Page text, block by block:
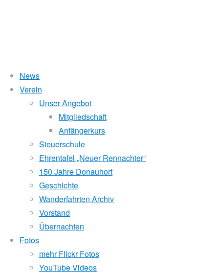
News
Verein
Unser Angebot
Mitgliedschaft
Anfängerkurs
Steuerschule
Ehrentafel „Neuer Rennachter“
150 Jahre Donauhort
Geschichte
Wanderfahrten Archiv
Vorstand
Übernachten
Fotos
mehr Flickr Fotos
YouTube Videos
Sternfahrt
Dürnstein
2017
Wasserstand Donau
Liegt der Wasserstand in Korneuburg (KORN)
beim Donauhort nicht gerudert.
Pegelstände (DoRIS)
Seichtstellen
Schleusenstatus
Windfinder Kuchelauer Hafen
Mitglied der
Godfrey Donauhort Club Kit